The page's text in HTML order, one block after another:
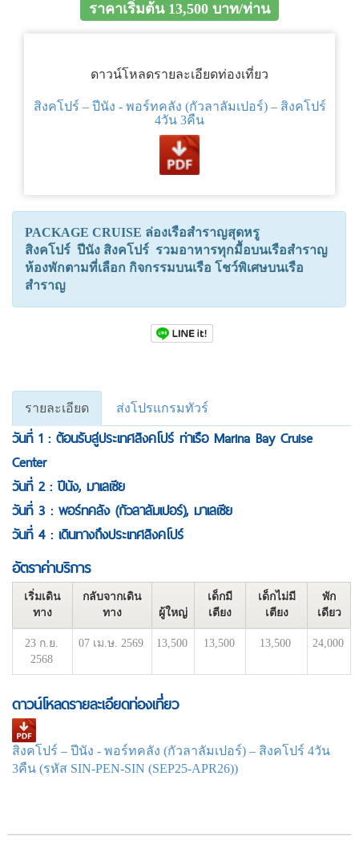
ราคาเริ่มต้น 13,500 บาท/ท่าน
ดาวน์โหลดรายละเอียดท่องเที่ยว
สิงคโปร์ – ปีนัง - พอร์ทคลัง (กัวลาลัมเปอร์) – สิงคโปร์
4วัน 3คืน
PACKAGE CRUISE ล่องเรือสำราญสุดหรู
สิงคโปร์ ปีนัง สิงคโปร์ รวมอาหารทุกมื้อบนเรือสำราญ
ห้องพักตามที่เลือก กิจกรรมบนเรือ โชว์พิเศษบนเรือ
สำราญ
รายละเอียด ส่งโปรแกรมทัวร์
วันที่ 1 : ต้อนรับสู่ประเทศสิงคโปร์ ท่าเรือ Marina Bay Cruise
Center
วันที่ 2 : ปีนัง, มาเลเซีย
วันที่ 3 : พอร์ทคลัง (กัวลาลัมเปอร์), มาเลเซีย
วันที่ 4 : เดินทางถึงประเทศสิงคโปร์
อัตราค่าบริการ
เริ่มเดิน
ทาง
กลับจากเดิน
ทาง
ผู้ใหญ่
เด็กมี
เตียง
เด็กไม่มี
เตียง
พัก
เดียว
23 ก.ย.
2568
07 เม.ษ. 2569 13,500 13,500 13,500 24,000
ดาวน์โหลดรายละเอียดท่องเที่ยว
สิงคโปร์ – ปีนัง - พอร์ทคลัง (กัวลาลัมเปอร์) – สิงคโปร์ 4วัน
3คืน (รหัส SIN-PEN-SIN (SEP25-APR26))